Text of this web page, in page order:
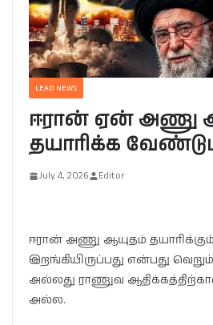
LEAD NEWS
ஈரான் ஏன் அணு
தயாரிக்க
July 4, 2026 Editor
ஈரான் அணு ஆயுதம் தயாரிக்கும்
இறங்கியிருப்பது என்பது
அல்லது ராணுவ
அல்ல.